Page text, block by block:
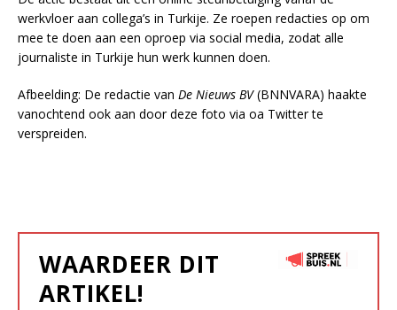
werkvloer aan collega’s in Turkije. Ze roepen redacties op om
mee te doen aan een oproep via social media, zodat alle
journaliste in Turkije hun werk kunnen doen.
Afbeelding: De redactie van De Nieuws BV(BNNVARA) haakte
vanochtend ook aan door deze foto via oa Twitter te
verspreiden.
WAARDEER DIT
ARTIKEL!